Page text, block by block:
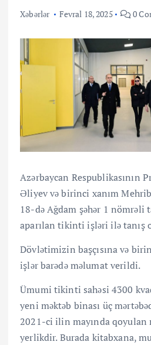
Xəbərlər Fevral 18, 2025 0
Azərbaycan Respublikasının
Əliyev və birinci xanım
18-də Ağdam şəhər 1 nömrəli
aparılan tikinti işləri ilə tanış
Dövlətimizin başçısına və
işlər barədə məlumat verildi.
Ümumi tikinti sahəsi 4300
yeni məktəb binası üç
2021-ci ilin mayında qoyulan
yerlikdir. Burada kitabxana,